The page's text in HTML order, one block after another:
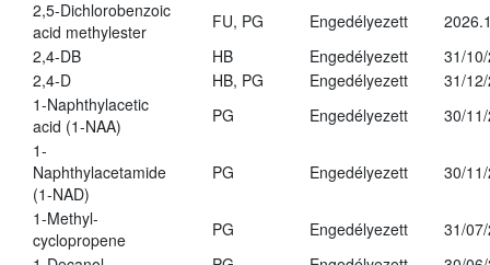
2,5-Dichlorobenzoic
acid methylester
FU, PG Engedélyezett
2,4-DB
HB Engedélyezett
31/
2,4-D
HB, PG Engedélyezett
31/
1-Naphthylacetic
acid (1-NAA)
PG Engedélyezett
30/
1-
Naphthylacetamide
(1-NAD)
PG Engedélyezett 30/
1-Methyl-
cyclopropene
PG Engedélyezett
31/